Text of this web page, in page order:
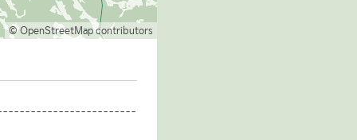
© OpenStreetMap contributors